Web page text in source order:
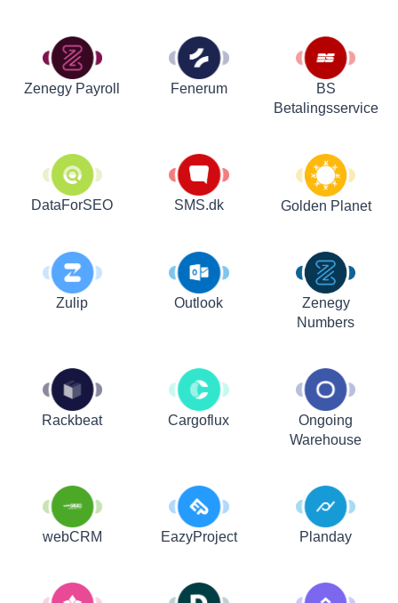
Zenegy Payroll Fenerum
BS
Betalingsservice
DataForSEO SMS.dk Golden Planet
Zulip Outlook
Zenegy
Numbers
Rackbeat Cargoflux
Ongoing
Warehouse
webCRM EazyProject Planday